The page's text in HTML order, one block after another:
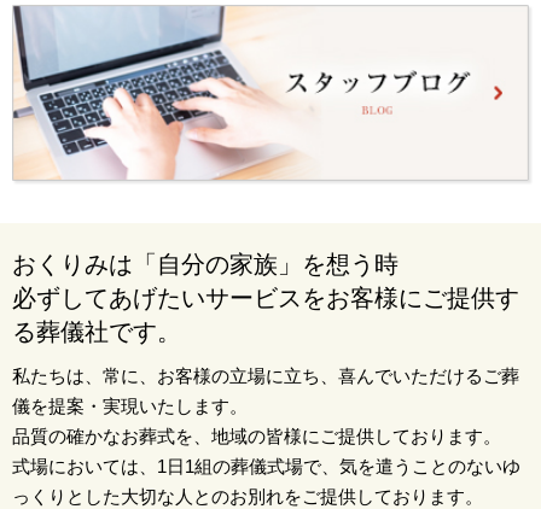
おくりみは「自分の家族」を想う時
必ずしてあげたいサービスをお客様にご提供す
る葬儀社です。
私たちは、常に、お客様の立場に立ち、喜んでいただけるご葬
儀を提案・実現いたします。
品質の確かなお葬式を、地域の皆様にご提供しております。
式場においては、1日1組の葬儀式場で、気を遣うことのないゆ
っくりとした大切な人とのお別れをご提供しております。